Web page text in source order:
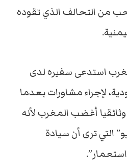
من التحالف الذي تقوده
استدعى سفيره لدى
لإجراء مشاورات بعدما
وثائقيا أغضب المغرب لأنه
التي ترى أن سيادة